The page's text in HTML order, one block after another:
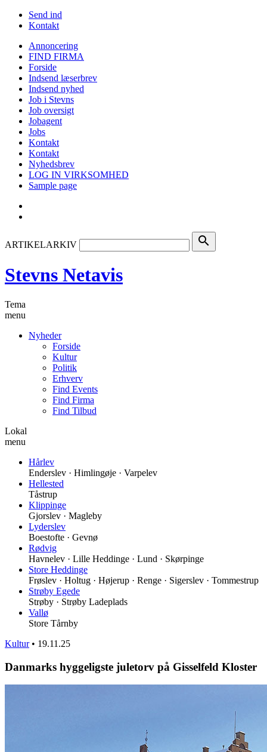
Send ind
Kontakt
Annoncering
FIND FIRMA
Forside
Indsend læserbrev
Indsend nyhed
Job i Stevns
Job oversigt
Jobagent
Jobs
Kontakt
Kontakt
Nyhedsbrev
LOG IN VIRKSOMHED
Sample page
ARTIKELARKIV search
Stevns Netavis
Tema
menu
Nyheder
Forside
Kultur
Politik
Erhverv
Find Events
Find Firma
Find Tilbud
Lokal
menu
Hårlev
Enderslev · Himlingøje · Varpelev
Hellested
Tåstrup
Klippinge
Gjorslev · Magleby
Lyderslev
Boestofte · Gevnø
Rødvig
Havnelev · Lille Heddinge · Lund · Skørpinge
Store Heddinge
Frøslev · Holtug · Højerup · Renge · Sigerslev · Tommestrup
Strøby Egede
Strøby · Strøby Ladeplads
Vallø
Store Tårnby
Kultur • 19.11.25
Danmarks hyggeligste juletorv på Gisselfeld Kloster